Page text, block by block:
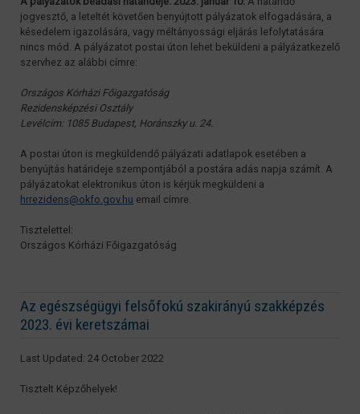
jogvesztő, a leteltét követően benyújtott pályázatok elfogadására, a
késedelem igazolására, vagy méltányossági eljárás lefolytatására
nincs mód. A pályázatot postai úton lehet beküldeni a pályázatkezelő
szervhez az alábbi címre:
Országos Kórházi Főigazgatóság
Rezidensképzési Osztály
Levélcím: 1085 Budapest, Horánszky u. 24.
A postai úton is megküldendő pályázati adatlapok esetében a
benyújtás határideje szempontjából a postára adás napja számít. A
pályázatokat elektronikus úton is kérjük megküldeni a
hrrezidens@okfo.gov.hu email címre.
Tisztelettel:
Országos Kórházi Főigazgatóság
Az egészségügyi felsőfokú szakirányú szakképzés
2023. évi keretszámai
Last Updated: 24 October 2022
Tisztelt Képzőhelyek!